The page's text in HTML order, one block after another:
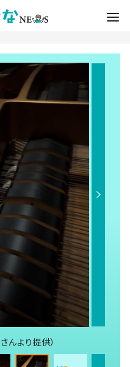
より提供）